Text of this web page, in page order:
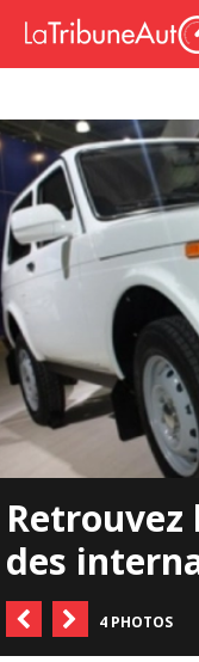
Retrouvez
des
4 PHOTOS